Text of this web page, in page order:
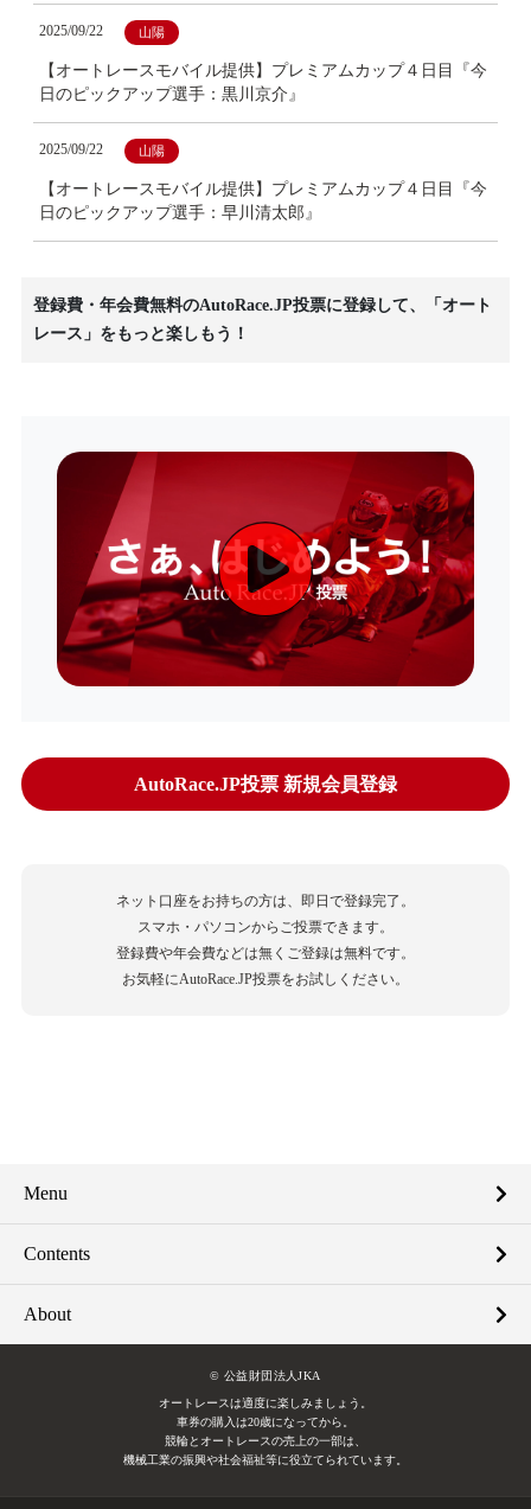
2025/09/22 山陽
【オートレースモバイル提供】プレミアムカップ４日目『今
日のピックアップ選手：黒川京介』
2025/09/22 山陽
【オートレースモバイル提供】プレミアムカップ４日目『今
日のピックアップ選手：早川清太郎』
登録費・年会費無料のAutoRace.JP投票に登録して、「オート
レース」をもっと楽しもう！
AutoRace.JP投票 新規会員登録
ネット口座をお持ちの方は、即日で登録完了。
スマホ・パソコンからご投票できます。
登録費や年会費などは無くご登録は無料です。
お気軽にAutoRace.JP投票をお試しください。
Menu
Contents
About
© 公益財団法人JKA
オートレースは適度に楽しみましょう。
車券の購入は20歳になってから。
競輪とオートレースの売上の一部は、
機械工業の振興や社会福祉等に役立てられています。